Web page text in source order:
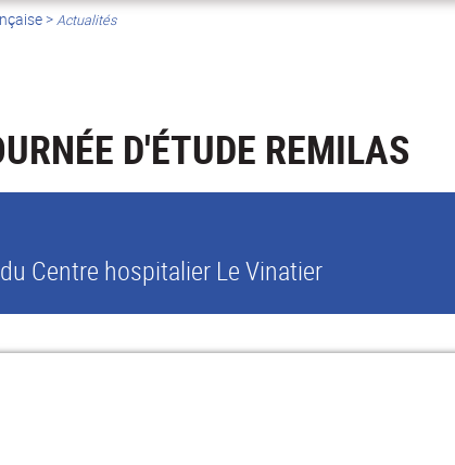
>Actualités
D'ÉTUDE REMILAS
Centre hospitalier Le Vinatier